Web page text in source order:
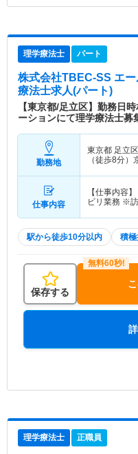
理学療法士 パート
株式会社TBEC-SS エ
療法士求人(パート)
【東京都/足立区】勤務日
ーションにて理学療法士募
勤務地
東京都 足立区
（徒歩8分）
仕事内容
【仕事内容
ビリ業務 ※
駅から徒歩10分以内 積極
保存する
理学療法士 正職員